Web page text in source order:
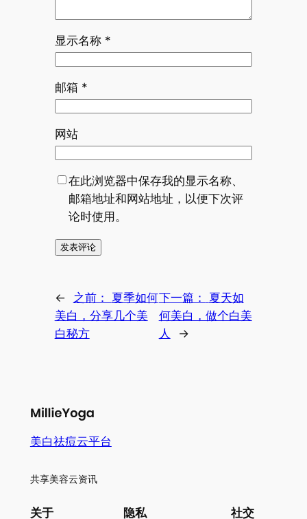
显示名称 *
邮箱 *
网站
在此浏览器中保存我的显示名称、
邮箱地址和网站地址，以便下次评
论时使用。
← 之前： 夏季如何
美白，分享几个美
白秘方
下一篇：
夏天如
何美白，做个白美
人
→
美白祛痘云平台
共享美容云资讯
关于 隐私 社交